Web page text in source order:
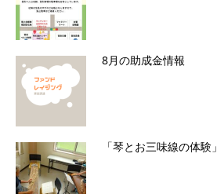
8月の助成金情報
「琴とお三味線の体験」